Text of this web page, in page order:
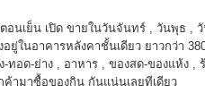
อนเย็น เปิด ขายในวันจันทร์ , วันพุธ ,
ยู่ในอาคารหลังคาชั้นเดียว ยาวกว่า
-ทอด-ย่าง , อาหาร , ของสด-ของแห้ง
ค้ามาซื้อของกิน กันแน่นเลยทีเดียว